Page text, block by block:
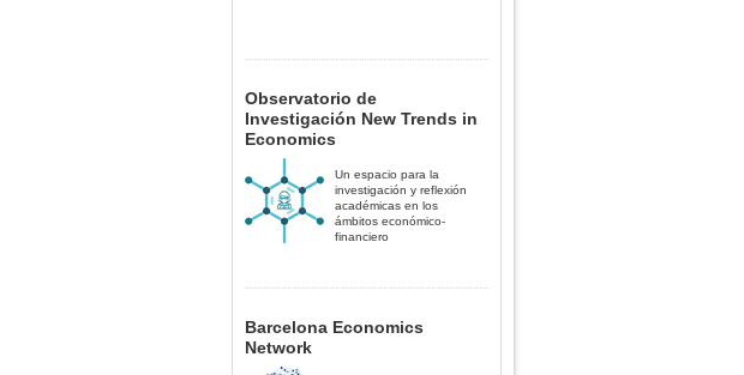
Observatorio de
Investigación New Trends in
Economics
Un espacio para la
investigación y reflexión
académicas en los
ámbitos económico-
financiero
Barcelona Economics
Network